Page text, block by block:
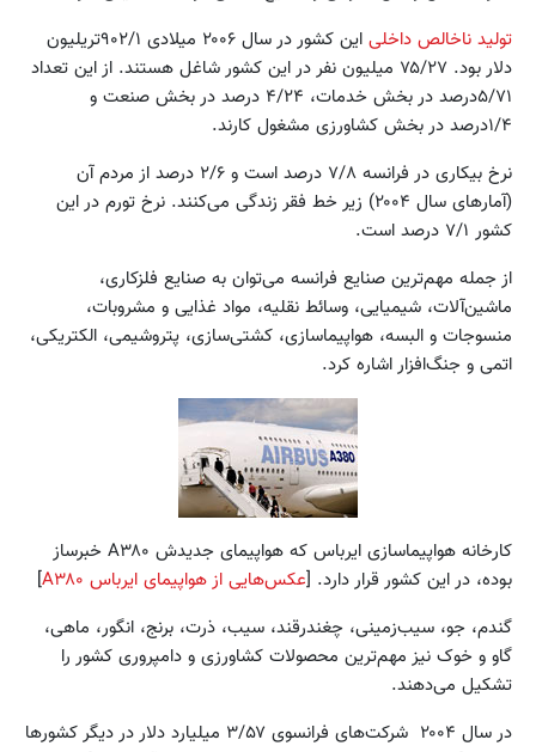
تولید ناخالص داخلی
این کشور در سال ۲۰۰۶ میلادی ۹۰۲/۱تریلیون
دلار بود. ۷۵/۲۷ میلیون نفر در این کشور شاغل هستند. از این تعداد
۵/۷۱درصد در بخش خدمات، ۴/۲۴ درصد در بخش صنعت و
۱/۴درصد در بخش کشاورزی مشغول کارند.
نرخ بیکاری در فرانسه ۷/۸ درصد است و ۲/۶ درصد از مردم آن
(آمارهای سال ۲۰۰۴) زیر خط فقر زندگی می‌کنند. نرخ تورم در این
کشور ۷/۱ درصد است.
از جمله مهم‌ترین صنایع فرانسه می‌توان به صنایع فلزکاری،
ماشین‌آلات، شیمیایی، وسائط نقلیه، مواد غذایی و مشروبات،
منسوجات و البسه، هواپیماسازی، کشتی‌سازی، پتروشیمی، الکتریکی،
اتمی و جنگ‌افزار اشاره کرد.
کارخانه هواپیماسازی ایرباس که هواپیمای جدیدش A۳۸۰ خبرساز
بوده، در این کشور قرار دارد. [عکس‌هایی از هواپیمای ایرباس A۳۸۰
]
گندم، جو، سیب‌زمینی، چغندرقند، سیب، ذرت، برنج، انگور، ماهی،
گاو و خوک نیز مهم‌ترین محصولات کشاورزی و دامپروری کشور را
تشکیل می‌دهند.
در سال ۲۰۰۴ شرکت‌های فرانسوی ۳/۵۷ میلیارد دلار در دیگر کشورها